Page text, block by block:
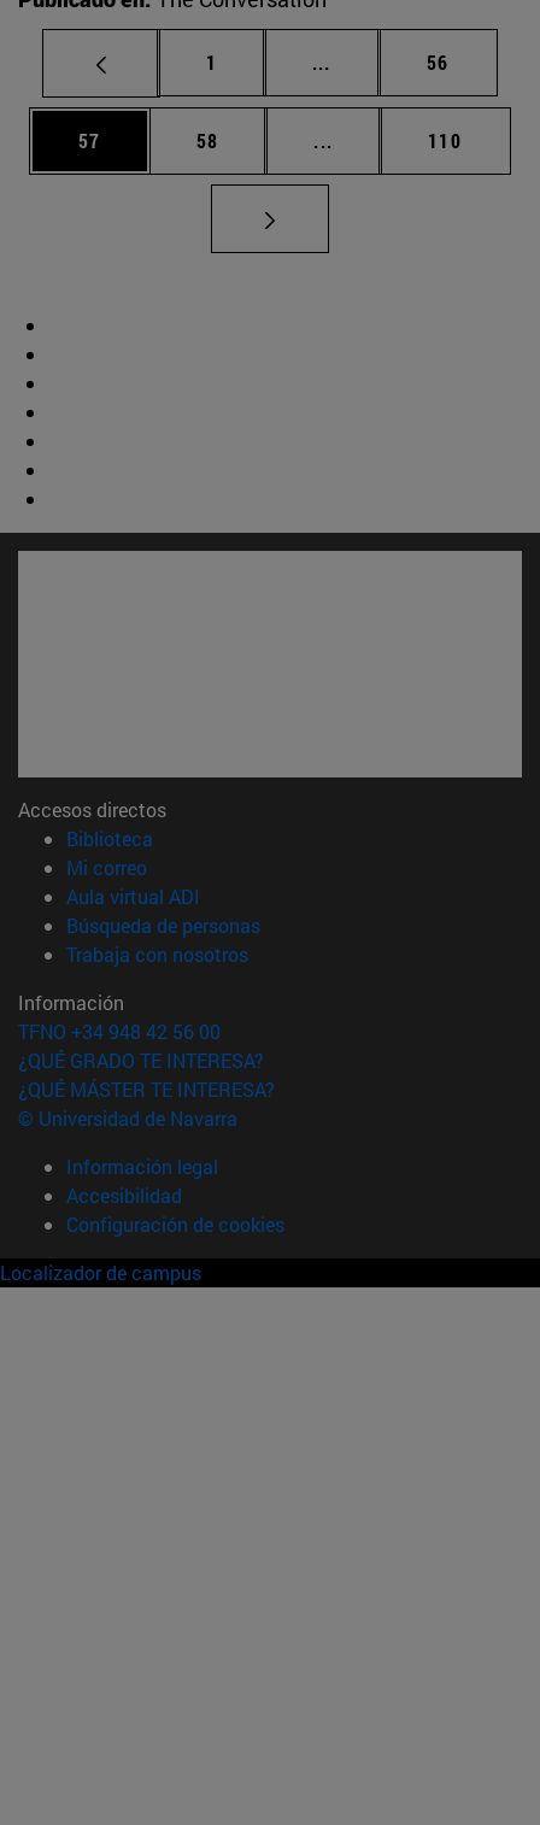
Página
1 ... Páginas intermedias
Página
56
Página
57 Página
58 ... Páginas intermedias
Página
110
Accesos directos
Biblioteca
Mi correo(abre en nueva ventana)
Aula virtual ADI
Búsqueda de personas(abre en nueva ventana)
Trabaja con nosotros(abre en nueva ventana)
Información
TFNO +34 948 42 56 00
¿QUÉ GRADO TE INTERESA?
¿QUÉ MÁSTER TE INTERESA?
© Universidad de Navarra
Información legal
Accesibilidad
Configuración de cookies
Localizador de campus